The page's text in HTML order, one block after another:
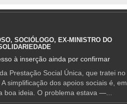
SOCIÓLOGO, EX-MINISTRO DO
à inserção ainda por confirmar
Prestação Social Única, que tratei no
simplificação dos apoios sociais é, em
boa ideia. O problema estava —...